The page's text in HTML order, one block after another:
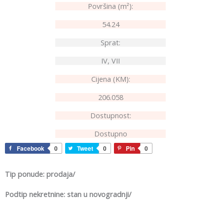
Površina (m²):
54.24
Sprat:
IV, VII
Cijena (KM):
206.058
Dostupnost:
Dostupno
Facebook 0 Tweet 0 Pin 0
Tip ponude: prodaja/
Podtip nekretnine: stan u novogradnji/